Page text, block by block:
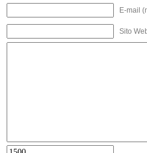
E-mail
Sito